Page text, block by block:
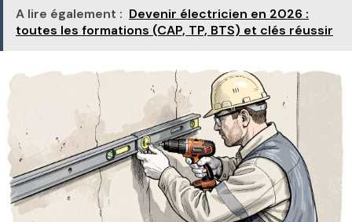
A lire également : Devenir électricien en 2026 :
toutes les formations (CAP, TP, BTS) et clés réussir